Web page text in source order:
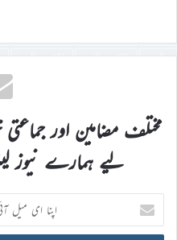
مختلف مضامین اور
لیے ہمارے نیوز
اپنا
ای
میل